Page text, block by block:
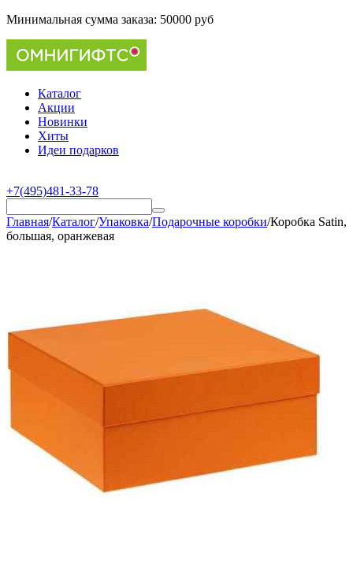
Минимальная сумма заказа: 50000 руб
Каталог
Акции
Новинки
Хиты
Идеи подарков
+7(495)481-33-78
Главная/Каталог/Упаковка/Подарочные коробки/Коробка Satin,
большая, оранжевая